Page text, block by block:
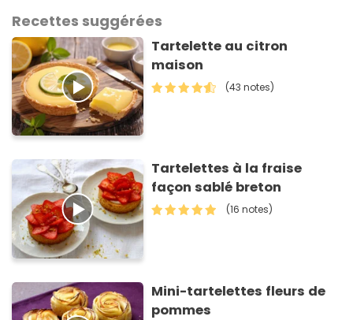
Recettes suggérées
Tartelette au citron
maison
(43 notes)
Tartelettes à la fraise
façon sablé breton
(16 notes)
Mini-tartelettes fleurs de
pommes